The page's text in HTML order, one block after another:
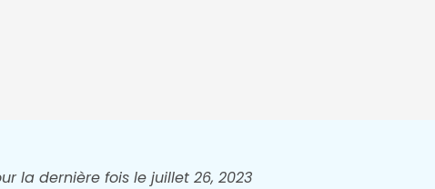
la dernière fois le juillet 26, 2023